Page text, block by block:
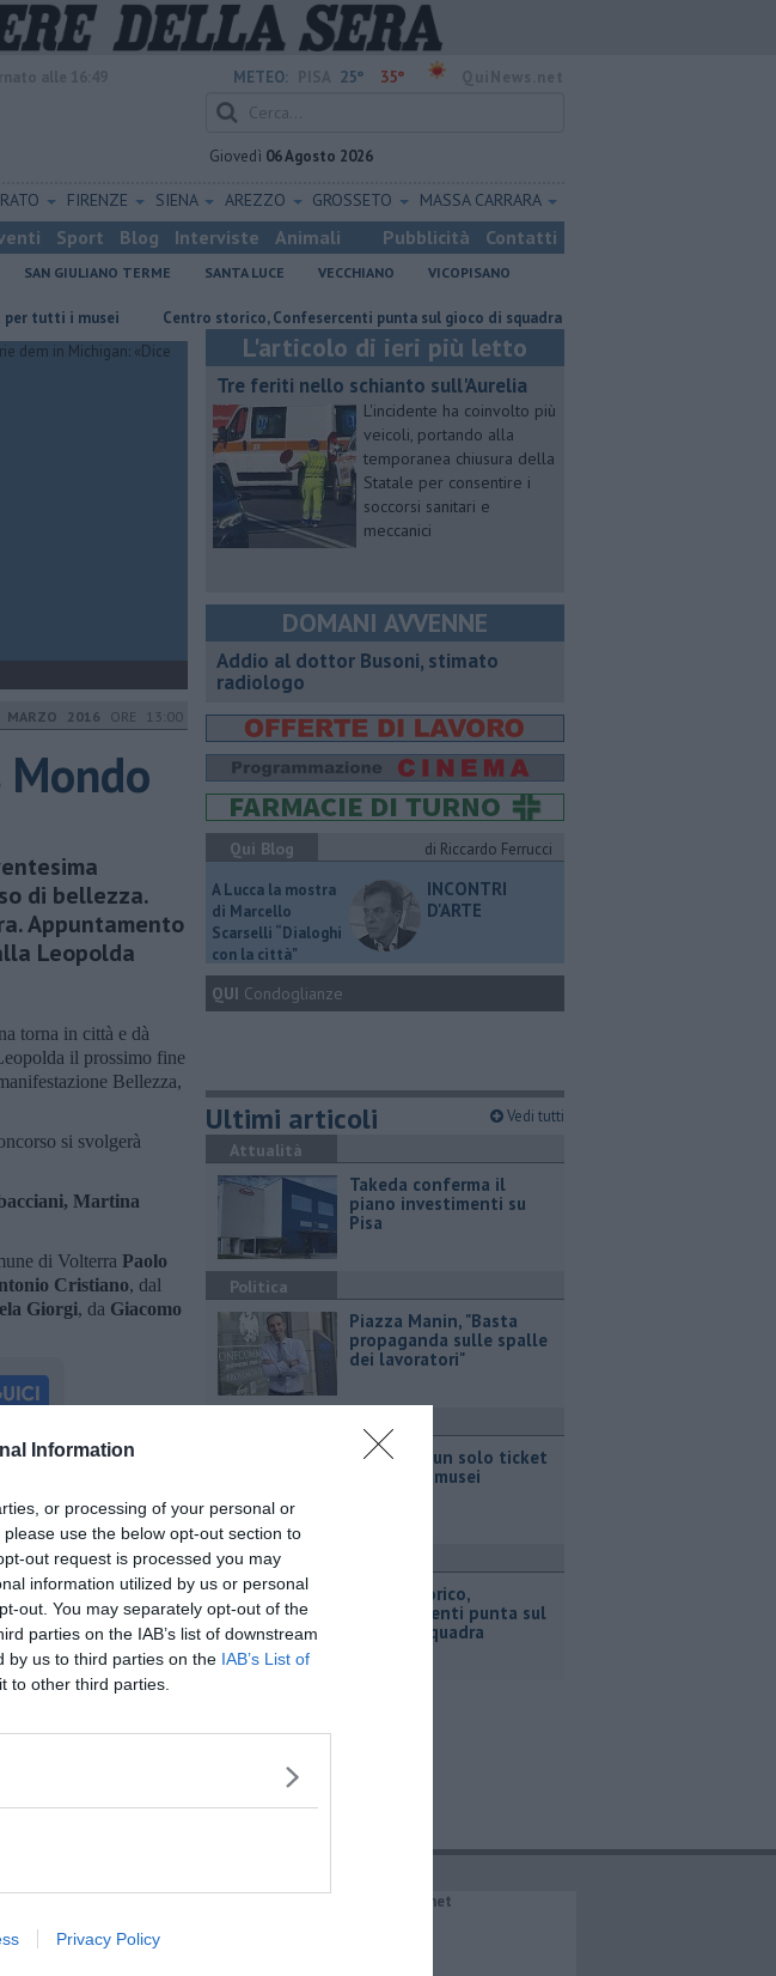
Information
or processing of your personal or
use the below opt-out section to
out request is processed you may
information utilized by us or personal
out. You may separately opt-out of the
parties on the IAB’s list of downstream
by us to third parties on the IAB’s List of
to other third parties.
Privacy Policy
METEO: 25° 35°
Giovedì 06 Agosto 2026
FIRENZE SIENA AREZZO GROSSETO MASSA CARRARA
Sport Blog Interviste Animali Pubblicità Contatti
SAN GIULIANO TERME SANTA LUCE VECCHIANO VICOPISANO
i musei Centro storico, Confesercenti punta sul gioco di squadra Takeda conferma il piano
MARZO 2016 ORE 13:00
di bellezza.
Appuntamento
Leopolda
torna in città e dà
il prossimo fine
Bellezza,
si svolgerà
Martina
di Volterra Paolo
Cristiano, dal
Giorgi, da Giacomo
mushki
L'articolo di ieri più letto
Tre feriti nello schianto sull'Aurelia
L'incidente ha coinvolto più
veicoli, portando alla
temporanea chiusura della
Statale per consentire i
soccorsi sanitari e
meccanici
DOMANI AVVENNE
Addio al dottor Busoni, stimato
radiologo
Qui Blog
di Riccardo Ferrucci
A Lucca la mostra
di Marcello
Scarselli “Dialoghi
con la città"
INCONTRI
D'ARTE
QUI Condoglianze
Ultimi articoli Vedi tutti
Attualità
Takeda conferma il
piano investimenti su
Pisa
Politica
Piazza Manin, "Basta
propaganda sulle spalle
dei lavoratori"
Pisa Card, un solo ticket
per tutti i musei
Attualità
Centro storico,
Confesercenti punta sul
gioco di squadra
della settimana
IL NETWORK QuiNews.net